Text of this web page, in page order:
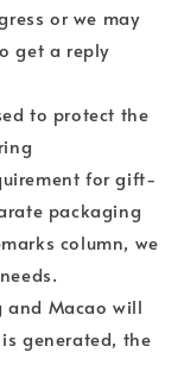
or we may
get a reply
to protect the
for gift-
packaging
column, we
and Macao will
generated, the